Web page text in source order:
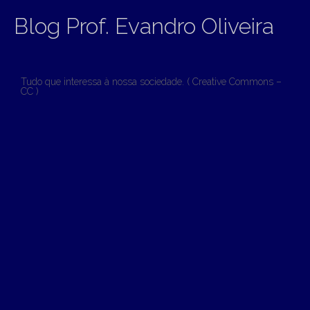
Blog Prof. Evandro Oliveira
Tudo que interessa à nossa sociedade. ( Creative Commons –
CC )